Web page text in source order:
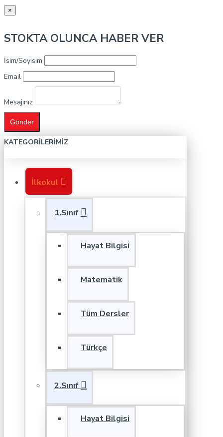
×
STOKTA OLUNCA HABER VER
İsim/Soyisim
Email
Mesajınız
Gönder
KATEGORILERIMIZ
İlkokul
1.Sınıf
Hayat Bilgisi
Matematik
Tüm Dersler
Türkçe
2.Sınıf
Hayat Bilgisi